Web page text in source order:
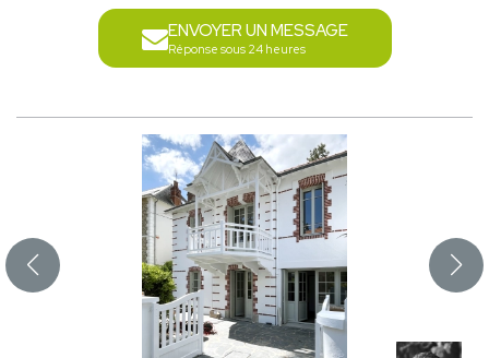
ENVOYER UN MESSAGE
Réponse sous 24 heures